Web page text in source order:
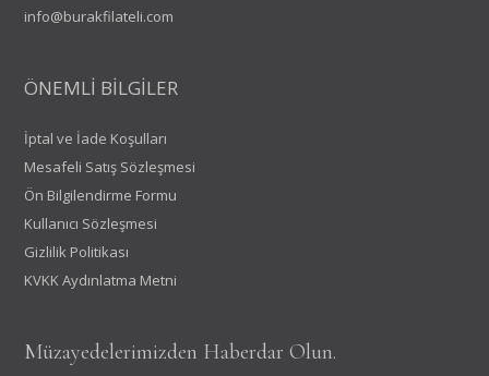
info@burakfilateli.com
ÖNEMLİ BİLGİLER
İptal ve İade Koşulları
Mesafeli Satış Sözleşmesi
Ön Bilgilendirme Formu
Kullanıcı Sözleşmesi
Gizlilik Politikası
KVKK Aydınlatma Metni
Müzayedelerimizden Haberdar Olun.